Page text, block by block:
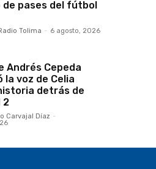
de pases del fútbol
Tolima - 6 agosto, 2026
Andrés Cepeda
la voz de Celia
detrás de
2
Carvajal Díaz -